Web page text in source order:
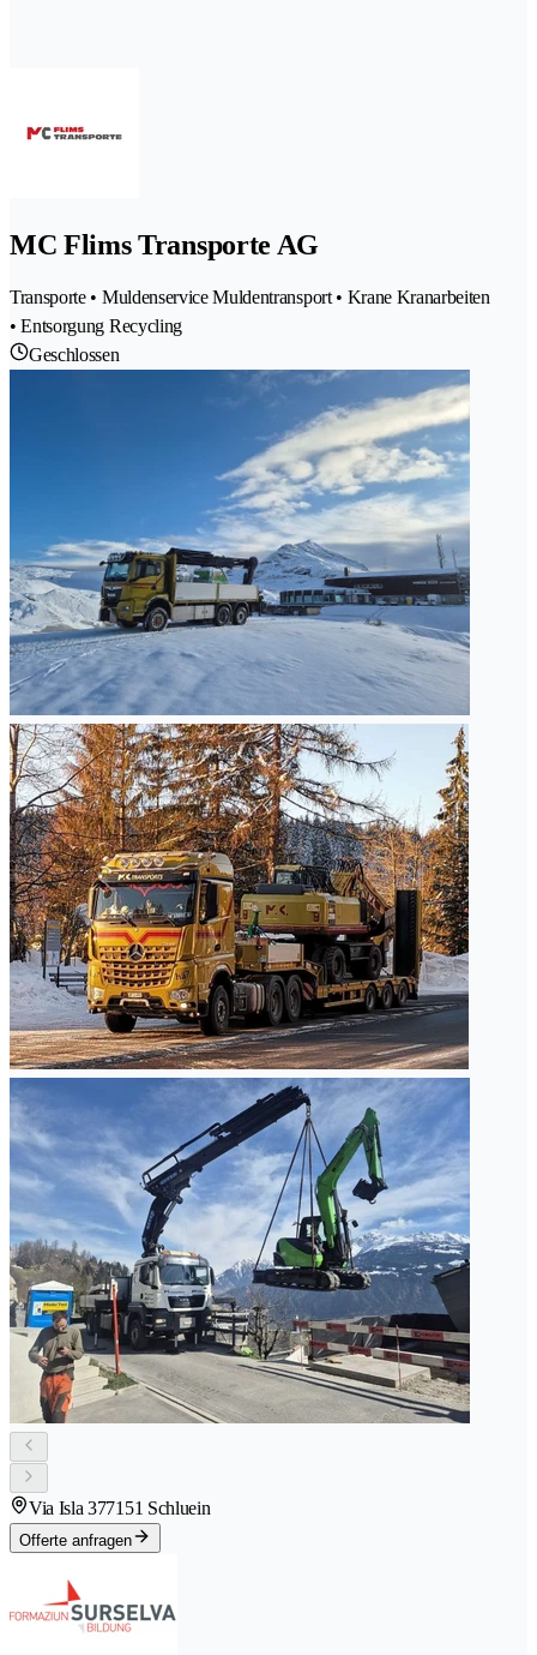
MC Flims Transporte AG
Transporte • Muldenservice Muldentransport • Krane Kranarbeiten
• Entsorgung Recycling
Geschlossen
Via Isla 377151 Schluein
Offerte anfragen